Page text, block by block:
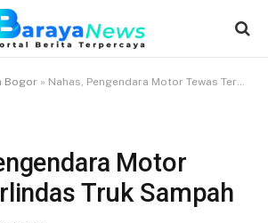
Bogor » Nahas, Pengendara Motor Tewas Terlindas Truk Sampah
Motor
Truk Sampah